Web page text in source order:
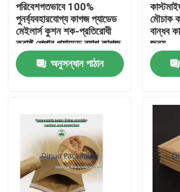
পণ্য
ভিডিও
পরিবেশগতভাবে 100%
পুনর্ব্যবহারযোগ্য কাগজ প্যাডেড
মেইলার্স কুশন শক-প্রতিরোধী
ক্রাফ্ট পেপার প্যাডেড ব্যাগ কাগজ
প্যাকেজিং
অনুসন্ধান পাঠান
মৌচাক
বান্ধব
জন্য